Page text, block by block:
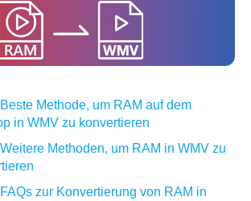
Methode, um RAM auf dem
in WMV zu konvertieren
Methoden, um RAM in WMV zu
zur Konvertierung von RAM in